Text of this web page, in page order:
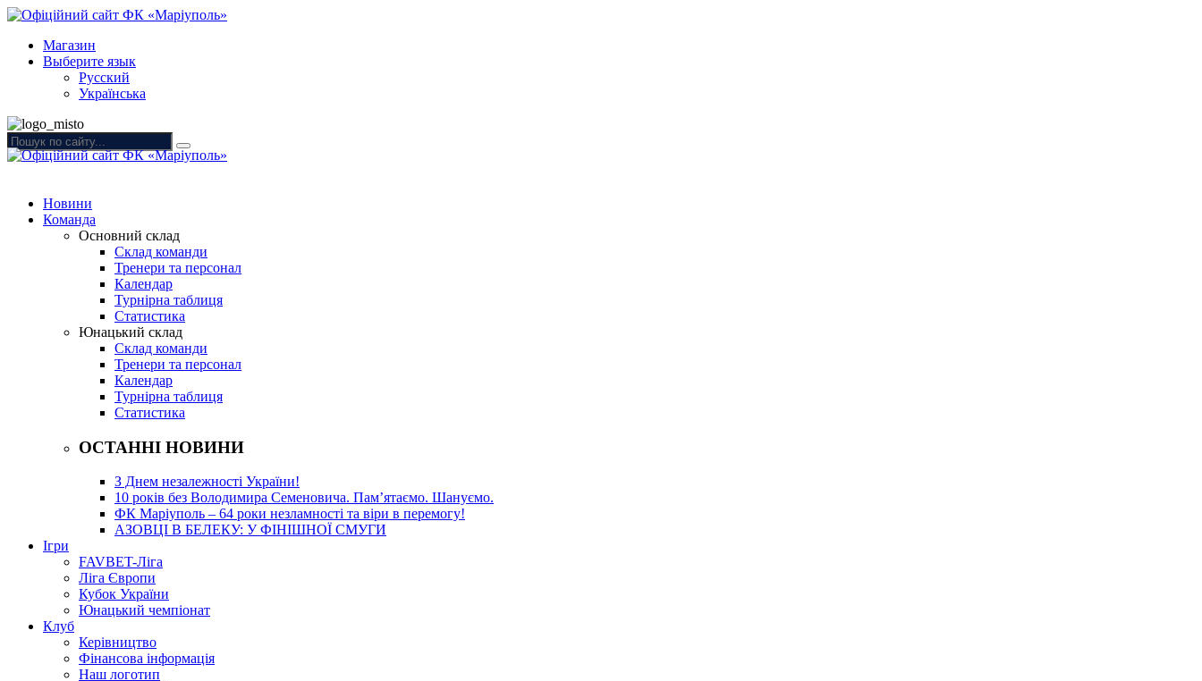
Магазин
Выберите язык
Русский
Українська
Новини
Команда
Основний склад
Склад команди
Тренери та персонал
Календар
Турнірна таблиця
Статистика
Юнацький склад
Склад команди
Тренери та персонал
Календар
Турнірна таблиця
Статистика
ОСТАННІ НОВИНИ
З Днем незалежності України!
10 років без Володимира Семеновича. Пам’ятаємо. Шануємо.
ФК Маріуполь – 64 роки незламності та віри в перемогу!
АЗОВЦІ В БЕЛЕКУ: У ФІНІШНОЇ СМУГИ
Ігри
FAVBET-Ліга
Ліга Європи
Кубок України
Юнацький чемпіонат
Клуб
Керівництво
Фінансова інформація
Наш логотип